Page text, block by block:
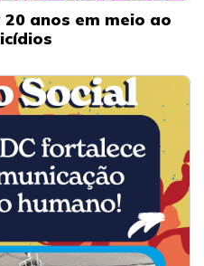
anos em meio ao